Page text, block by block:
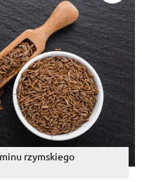
rzymskiego